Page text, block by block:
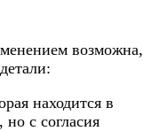
возможна,
находится в
но с согласия